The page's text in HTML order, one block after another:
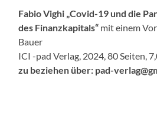
Fabio Vighi „Covid-19 und die
des Finanzkapitals“ mit einem
Bauer
ICI -pad Verlag, 2024, 80 Seiten,
zu beziehen über: pad-